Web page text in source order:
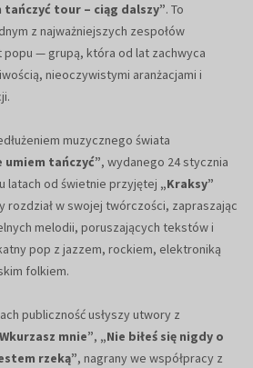
tańczyć tour – ciąg dalszy”. To
z najważniejszych zespołów
— grupą, która od lat zachwyca
nieoczywistymi aranżacjami i
muzycznego świata
umiem tańczyć”, wydanego 24 stycznia
latach od świetnie przyjętej „Kraksy”
rozdział w swojej twórczości, zapraszając
melodii, poruszających tekstów i
pop z jazzem, rockiem, elektroniką
folkiem.
publiczność usłyszy utwory z
mnie”, „Nie biłeś się nigdy o
rzeką”, nagrany we współpracy z